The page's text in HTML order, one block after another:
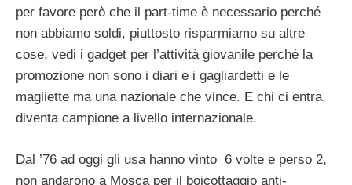
per favore però che il part-time è necessario perché
non abbiamo soldi, piuttosto risparmiamo su altre
cose, vedi i gadget per l’attività giovanile perché la
promozione non sono i diari e i gagliardetti e le
magliette ma una nazionale che vince. E chi ci entra,
diventa campione a livello internazionale.
Dal ’76 ad oggi gli usa hanno vinto 6 volte e perso 2,
non andarono a Mosca per il boicottaggio anti-